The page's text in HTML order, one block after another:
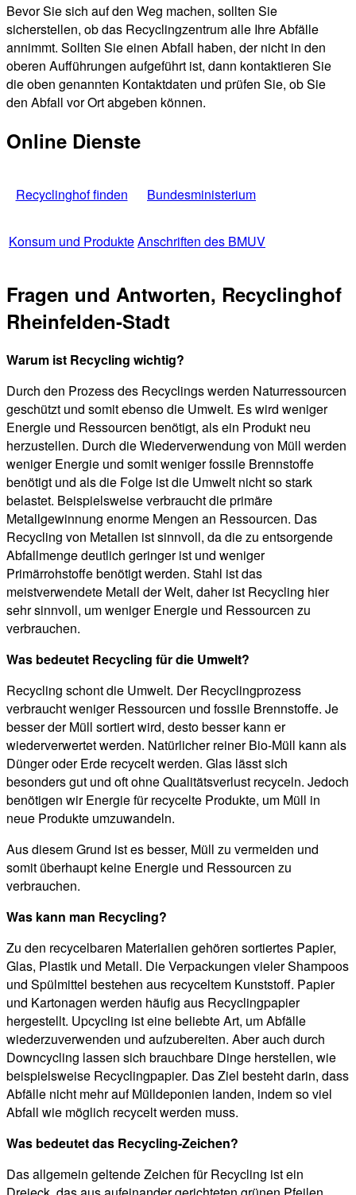
Bevor Sie sich auf den Weg machen, sollten Sie
sicherstellen, ob das Recyclingzentrum alle Ihre Abfälle
annimmt. Sollten Sie einen Abfall haben, der nicht in den
oberen Aufführungen aufgeführt ist, dann kontaktieren Sie
die oben genannten Kontaktdaten und prüfen Sie, ob Sie
den Abfall vor Ort abgeben können.
Online Dienste
Recyclinghof finden Bundesministerium
Konsum und ProdukteAnschriften des BMUV
Fragen und Antworten, Recyclinghof
Rheinfelden-Stadt
Warum ist Recycling wichtig?
Durch den Prozess des Recyclings werden Naturressourcen
geschützt und somit ebenso die Umwelt. Es wird weniger
Energie und Ressourcen benötigt, als ein Produkt neu
herzustellen. Durch die Wiederverwendung von Müll werden
weniger Energie und somit weniger fossile Brennstoffe
benötigt und als die Folge ist die Umwelt nicht so stark
belastet. Beispielsweise verbraucht die primäre
Metallgewinnung enorme Mengen an Ressourcen. Das
Recycling von Metallen ist sinnvoll, da die zu entsorgende
Abfallmenge deutlich geringer ist und weniger
Primärrohstoffe benötigt werden. Stahl ist das
meistverwendete Metall der Welt, daher ist Recycling hier
sehr sinnvoll, um weniger Energie und Ressourcen zu
verbrauchen.
Was bedeutet Recycling für die Umwelt?
Recycling schont die Umwelt. Der Recyclingprozess
verbraucht weniger Ressourcen und fossile Brennstoffe. Je
besser der Müll sortiert wird, desto besser kann er
wiederverwertet werden. Natürlicher reiner Bio-Müll kann als
Dünger oder Erde recycelt werden. Glas lässt sich
besonders gut und oft ohne Qualitätsverlust recyceln. Jedoch
benötigen wir Energie für recycelte Produkte, um Müll in
neue Produkte umzuwandeln.
Aus diesem Grund ist es besser, Müll zu vermeiden und
somit überhaupt keine Energie und Ressourcen zu
verbrauchen.
Was kann man Recycling?
Zu den recycelbaren Materialien gehören sortiertes Papier,
Glas, Plastik und Metall. Die Verpackungen vieler Shampoos
und Spülmittel bestehen aus recyceltem Kunststoff. Papier
und Kartonagen werden häufig aus Recyclingpapier
hergestellt. Upcycling ist eine beliebte Art, um Abfälle
wiederzuverwenden und aufzubereiten. Aber auch durch
Downcycling lassen sich brauchbare Dinge herstellen, wie
beispielsweise Recyclingpapier. Das Ziel besteht darin, dass
Abfälle nicht mehr auf Mülldeponien landen, indem so viel
Abfall wie möglich recycelt werden muss.
Was bedeutet das Recycling-Zeichen?
Das allgemein geltende Zeichen für Recycling ist ein